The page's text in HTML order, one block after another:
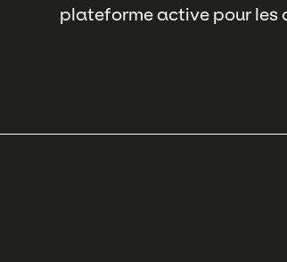
plateforme active pour les